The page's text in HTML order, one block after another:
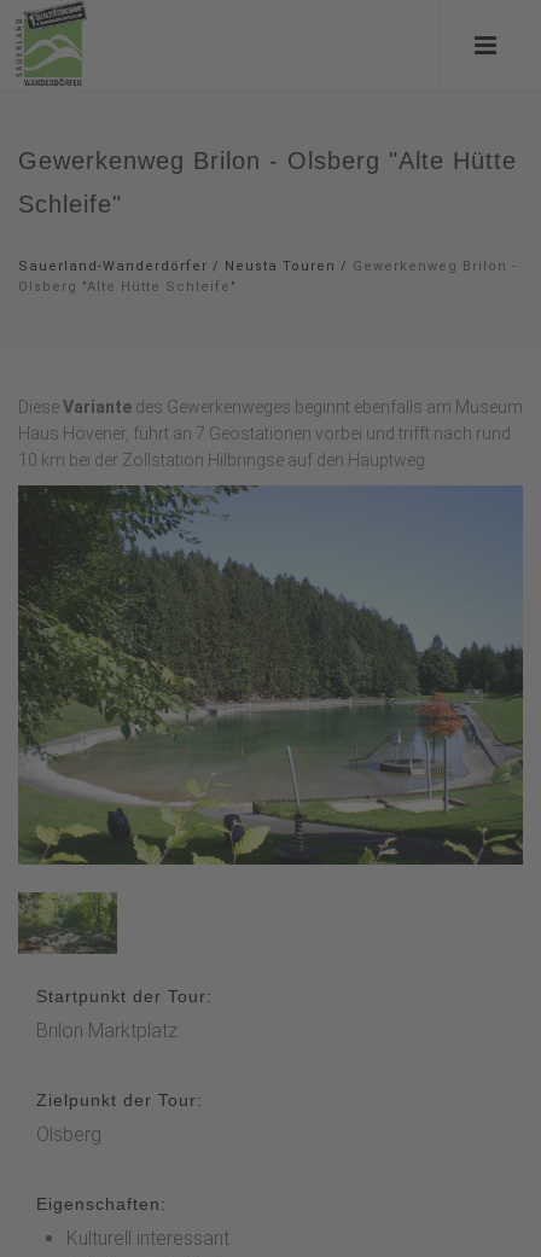
Gewerkenweg Brilon - Olsberg "Alte Hütte
Schleife"
Sauerland-Wanderdörfer / Neusta Touren / Gewerkenweg Brilon -
Olsberg "Alte Hütte Schleife"
DieseVariante des Gewerkenweges beginnt ebenfalls am Museum
Haus Hövener, führt an 7 Geostationen vorbei und trifft nach rund
10 km bei der Zollstation Hilbringse auf den Hauptweg.
Startpunkt der Tour:
Brilon Marktplatz
Zielpunkt der Tour:
Olsberg
Eigenschaften:
Kulturell interessant